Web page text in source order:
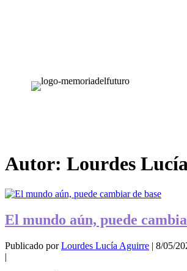
Autor: Lourdes
El mundo aún, puede
Publicado porLourdes Lucía Aguirre | 8/05/
|